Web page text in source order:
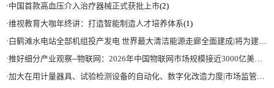
·中国首款高血压介入治疗器械正式获批上市(2)
·维视教育大咖年终讲：打造智能制造人才培养体系(1)
·白鹤滩水电站全部机组投产发电 世界最大清洁能源走廊全面建成|将为建设新型能源体系、保障国家能源安全、实现“双碳”目标提供有力支撑
·推好细分产业观察--物联网：2026年中国物联网市场规模接近3000亿美元 智慧工厂、智慧城市、智慧电网等将占60%以上
·加大在用计量器具、试验检测设备的自动化、数字化改造力度|市场监管总局 工业和信息化部 关于促进企业计量能力提升的指导意见